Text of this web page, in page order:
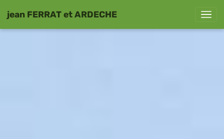
jean FERRAT et ARDECHE